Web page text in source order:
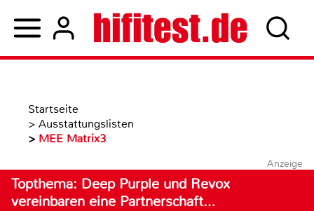
Startseite
> Ausstattungslisten
> MEE Matrix3
Anzeige
Topthema: Deep Purple und Revox
vereinbaren eine Partnerschaft…